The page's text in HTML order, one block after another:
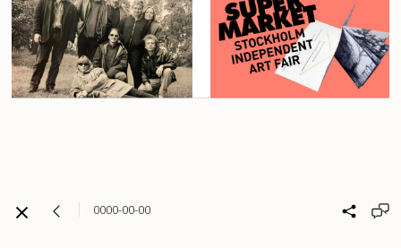
0000-00-00